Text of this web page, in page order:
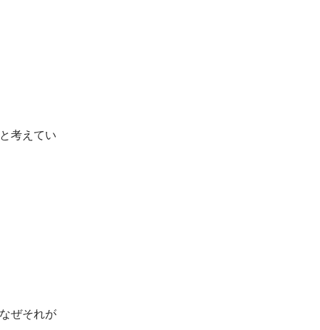
考えてい
ぜそれが